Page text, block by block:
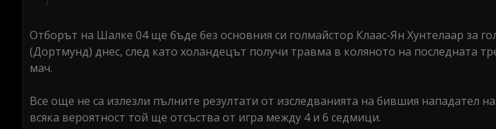
Отборът на Шалке 04 ще бъде без основния си голмайстор Клаас-Ян Хунтелаар за
(Дортмунд) днес, след като холандецът получи травма в коляното на последната
мач.
Все още не са излезли пълните резултати от изследванията на бившия нападател
всяка вероятност той ще отсъства от игра между 4 и 6 седмици.